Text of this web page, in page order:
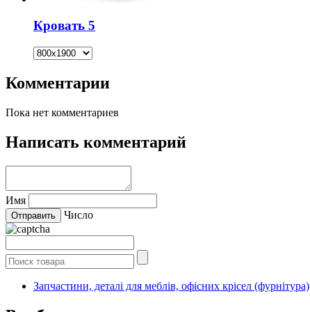
Кровать 5
Комментарии
Пока нет комментариев
Написать комментарий
Имя
Число
Запчастини, деталі для меблів, офісних крісел (фурнітура)